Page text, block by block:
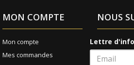
MON COMPTE
Mon compte
Mes commandes
NOUS
Lettre